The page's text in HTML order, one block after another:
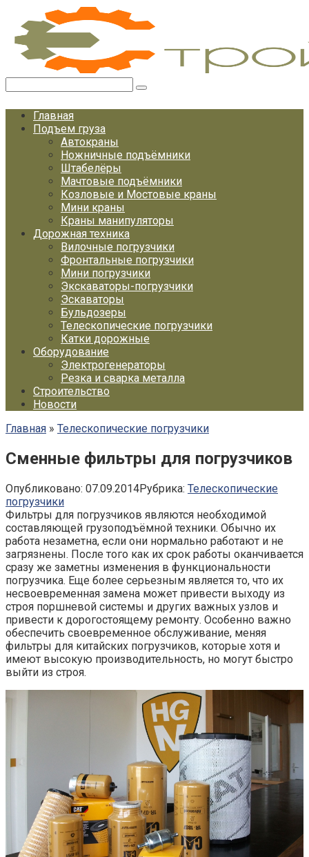
Перейти
контенту
Главная
Подъем груза
Автокраны
Ножничные подъёмники
Штабелёры
Мачтовые подъёмники
Козловые и Мостовые краны
Мини краны
Краны манипуляторы
Дорожная техника
Вилочные погрузчики
Фронтальные погрузчики
Мини погрузчики
Экскаваторы-погрузчики
Эскаваторы
Бульдозеры
Телескопические погрузчики
Катки дорожные
Оборудование
Электрогенераторы
Резка и сварка металла
Строительство
Новости
Главная » Телескопические погрузчики
Сменные фильтры для погрузчиков
Опубликовано: 07.09.2014Рубрика: Телескопические
погрузчики
Фильтры для погрузчиков являются необходимой
составляющей грузоподъёмной техники. Обычно их
работа незаметна, если они нормально работают и не
загрязнены. После того как их срок работы оканчивается
сразу же заметны изменения в функциональности
погрузчика. Еще более серьезным является то, что их
несвоевременная замена может привести выходу из
строя поршневой системы и других важных узлов и
привести к дорогостоящему ремонту. Особенно важно
обеспечить своевременное обслуживание, меняя
фильтры для китайских погрузчиков, которые хотя и
имеют высокую производительность, но могут быстро
выйти из строя.